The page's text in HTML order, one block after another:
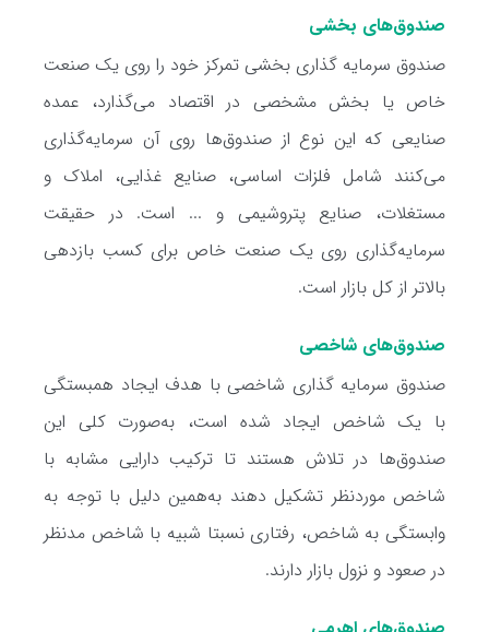
صندوق‌های بخشی
صندوق سرمایه گذاری بخشی تمرکز خود را روی یک صنعت
خاص یا بخش مشخصی در اقتصاد می‌گذارد، عمده
صنایعی که این نوع از صندوق‌ها روی آن سرمایه‌گذاری
می‌کنند شامل فلزات اساسی، صنایع غذایی، املاک و
مستغلات، صنایع پتروشیمی و ... است. در حقیقت
سرمایه‌گذاری روی یک صنعت خاص برای کسب بازدهی
بالاتر از کل بازار است.
صندوق‌های شاخصی
صندوق سرمایه گذاری شاخصی با هدف ایجاد همبستگی
با یک شاخص ایجاد شده است، به‌صورت کلی این
صندوق‌ها در تلاش هستند تا ترکیب دارایی مشابه با
شاخص موردنظر تشکیل دهند به‌همین دلیل با توجه به
وابستگی به شاخص، رفتاری نسبتا شبیه با شاخص مدنظر
در صعود و نزول بازار دارند.